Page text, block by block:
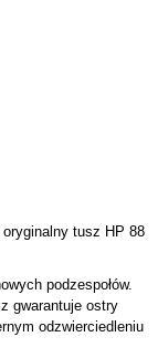
tusz HP 88
podzespołów.
gwarantuje ostry
odzwierciedleniu